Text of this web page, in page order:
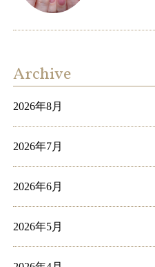
Archive
2026年8月
2026年7月
2026年6月
2026年5月